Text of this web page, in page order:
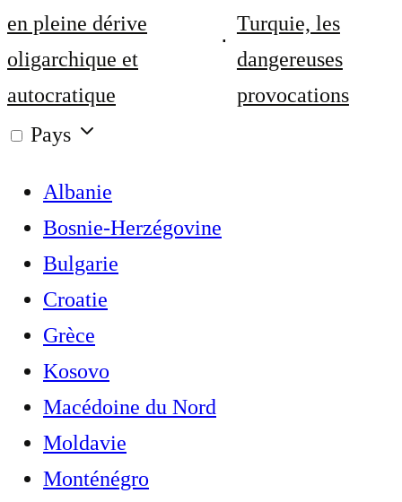
en pleine dérive
oligarchique et
autocratique
Turquie, les
dangereuses
provocations
Pays
Albanie
Bosnie-Herzégovine
Bulgarie
Croatie
Grèce
Kosovo
Macédoine du Nord
Moldavie
Monténégro